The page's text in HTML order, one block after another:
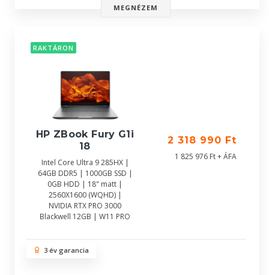
MEGNÉZEM
RAKTÁRON
HP ZBook Fury G1i
18
Intel Core Ultra 9 285HX |
64GB DDR5 | 1000GB SSD |
0GB HDD | 18" matt |
2560X1600 (WQHD) |
NVIDIA RTX PRO 3000
Blackwell 12GB | W11 PRO
2 318 990 Ft
1 825 976 Ft + ÁFA
3 év garancia